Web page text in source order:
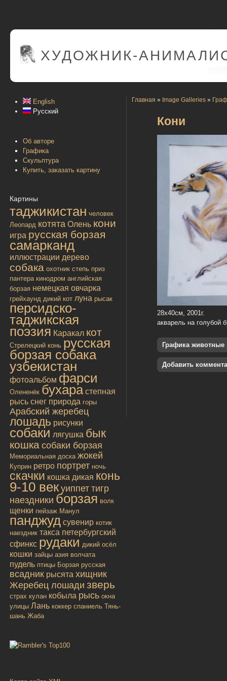
ХУДОЖНИК-
English
Русский
Об авторе
Графика
Скульптура
Купить, заказать картину
Картины
таджикистан человек
Леопард котята Олень кони
игра русская борзая
самарканд
иллюстрации дерево
собака охотник степь приз
пантера кинодром английская
борзая немецкая овчарка
грейхаунд дикий кот луна рысак
персидско-
таджикская
поэзия Каракал кот
Стрелецкий конь русская
борзая собака
узбекистан
фотоальбом фарси
Олененёк бухара степная
рысь снег природа горы
Арабский жеребец
лошадь рисунки
собаки лягушка бык
кошка собаки борзая
Мемориальная доска жокей
Куприн ретро портрет ночь
скачки кошка дикая конь
9-10 век уиппет тигр
наездники борзая волк
щенки пейзаж Манул
панджуд сувенир котик
наездник такса петербургский
сфинкс рудаки дикий осёл
кошки зайцы азия волчата
пудель птицы Борзая русская
всадник рысята хищник
Жеребец лошади зверь
страх кулан кобыла рысь окна
улицы Лань коккер спаниель Тянь-
шань Жаба
Главная » Image Galleries »
Кони
28х40см, 2001г.
акварель на голубой
Графика животные
Добавить